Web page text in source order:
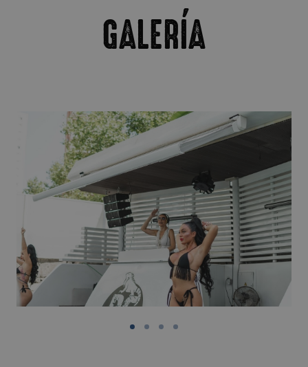
GALERÍA